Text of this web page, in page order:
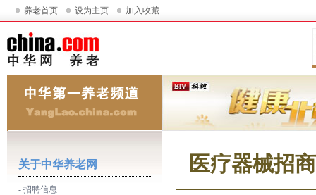
养老首页 设为主页 加入收藏
关于中华养老网
- 招聘信息
医疗器械招商